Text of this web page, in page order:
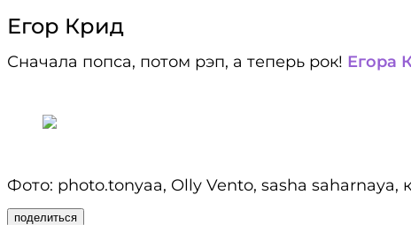
Егор Крид
Сначала попса, потом рэп, а теперь рок! Егора
Фото: photo.tonyaa, Olly Vento, sasha saharnaya,
поделиться